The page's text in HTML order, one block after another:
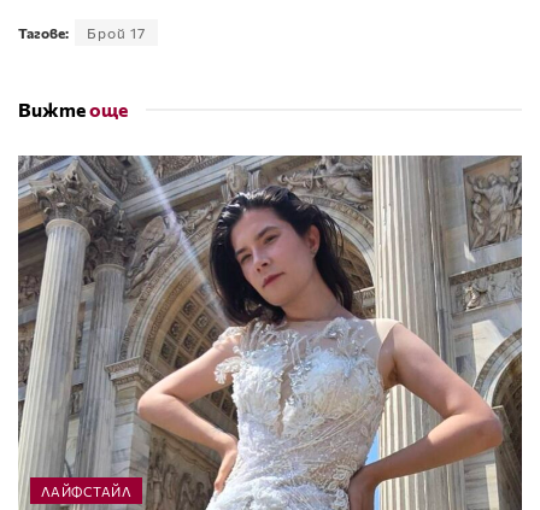
Тагове: Брой 17
Вижтеоще
ЛАЙФСТАЙЛ